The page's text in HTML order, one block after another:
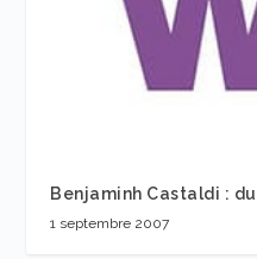
Benjaminh Castaldi :
1 septembre 2007